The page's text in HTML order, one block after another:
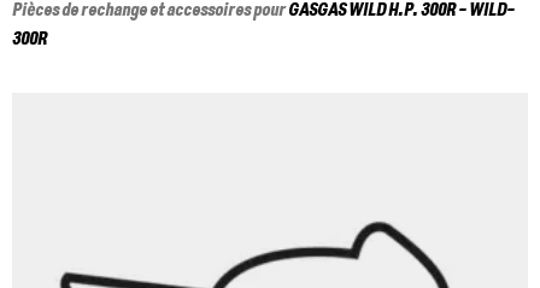
Pièces de rechange et accessoires pourGASGASWILD H.P. 300R - WILD-
300R